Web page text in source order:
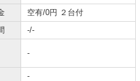
空有/0円 ２台付
-/-
-
-